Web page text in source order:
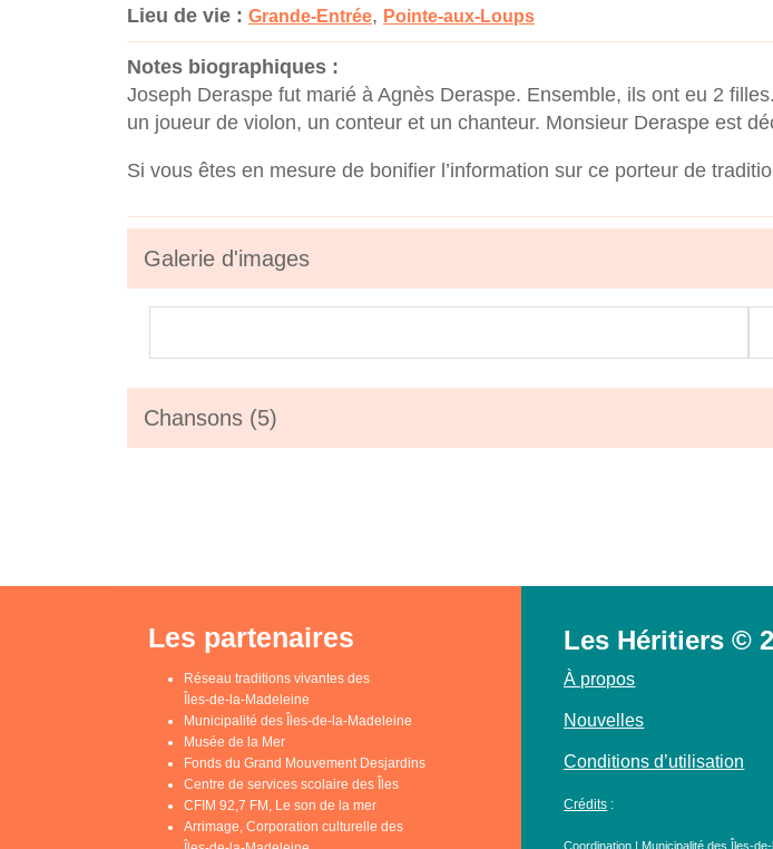
Lieu de vie : Grande-Entrée, Pointe-aux-Loups
Notes biographiques :
Joseph Deraspe fut marié à Agnès Deraspe. Ensemble, ils ont eu 2
un joueur de violon, un conteur et un chanteur. Monsieur Deraspe est
Si vous êtes en mesure de bonifier l’information sur ce porteur de
Galerie d'images
Chansons (5)
Les partenaires
Réseau traditions vivantes des
Îles-de-la-Madeleine
Municipalité des Îles-de-la-Madeleine
Musée de la Mer
Fonds du Grand Mouvement Desjardins
Centre de services scolaire des Îles
CFIM 92,7 FM, Le son de la mer
Arrimage, Corporation culturelle des
Les Héritiers ©
À propos
Nouvelles
Conditions d’utilisation
Crédits :
Coordination | Municipalité des Îles-